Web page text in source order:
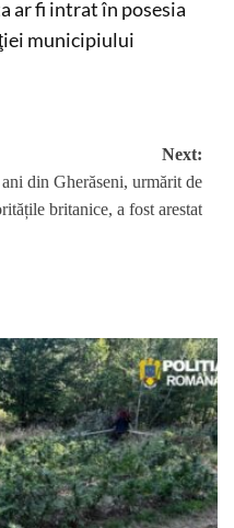
ar fi intrat în posesia
municipiului
Next:
din Gherăseni, urmărit de
britanice, a fost arestat